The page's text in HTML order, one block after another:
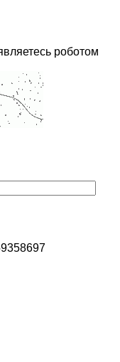
роботом